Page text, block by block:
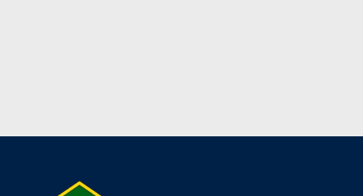
Facebook
YouTube
Instagram